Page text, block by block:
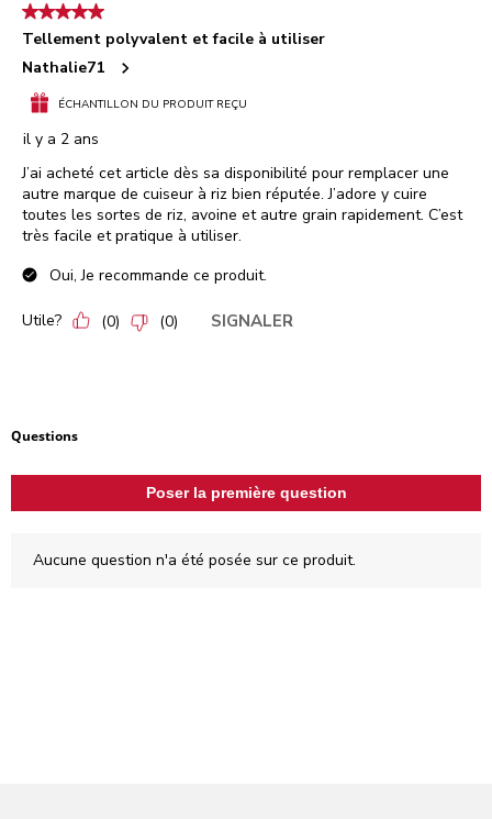
5 étoile(s) sur 5.
Tellement polyvalent et facile à utiliser
Nathalie71
ÉCHANTILLON DU PRODUIT REÇU
il y a 2 ans
J’ai acheté cet article dès sa disponibilité pour remplacer une
autre marque de cuiseur à riz bien réputée. J’adore y cuire
toutes les sortes de riz, avoine et autre grain rapidement. C’est
très facile et pratique à utiliser.
Oui, Je recommande ce produit.
Utile? (0) (0) SIGNALER
Aucune question n'a été posée sur ce produit.
Questions
Poser la première question
Aucune question n'a été posée sur ce produit.